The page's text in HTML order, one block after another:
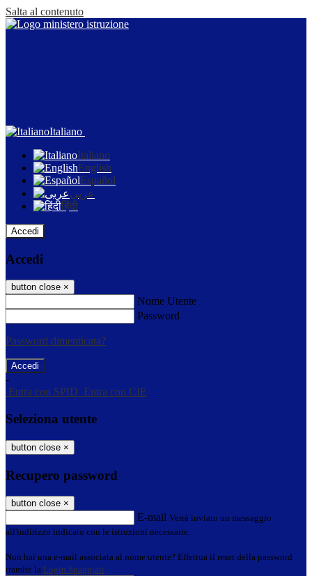
Salta al contenuto
Italiano
Italiano
English
Español
عربى
हिंदी
Accedi
Accedi
button close ×
Nome Utente
Password
Password dimenticata?
-
Entra con SPID Entra con CIE
Seleziona utente
button close ×
Recupero password
button close ×
E-mail Verrà inviato un messaggio
all'indirizzo indicato con le istruzioni necessarie.
Non hai una e-mail associata al nome utente? Effettua il reset della password
tramite la Login Spaggiari